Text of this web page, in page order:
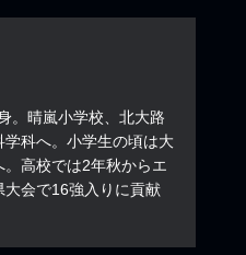
。晴嵐小学校、北大路
科へ。小学生の頃は大
高校では2年秋からエ
会で16強入りに貢献